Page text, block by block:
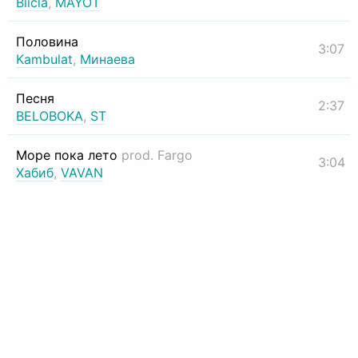
Половина
Kambulat, Минаева
3:07
Песня
BELOBOKA, ST
2:37
Море пока лето prod. Fargo
Хабиб, VAVAN
3:04